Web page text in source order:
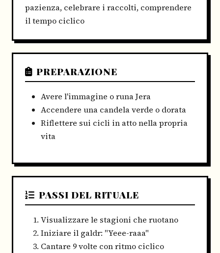
pazienza, celebrare i raccolti, comprendere
il tempo ciclico
PREPARAZIONE
Avere l'immagine o runa Jera
Accendere una candela verde o dorata
Riflettere sui cicli in atto nella propria
vita
PASSI DEL RITUALE
Visualizzare le stagioni che ruotano
Iniziare il galdr: "Yeee-raaa"
Cantare 9 volte con ritmo ciclico